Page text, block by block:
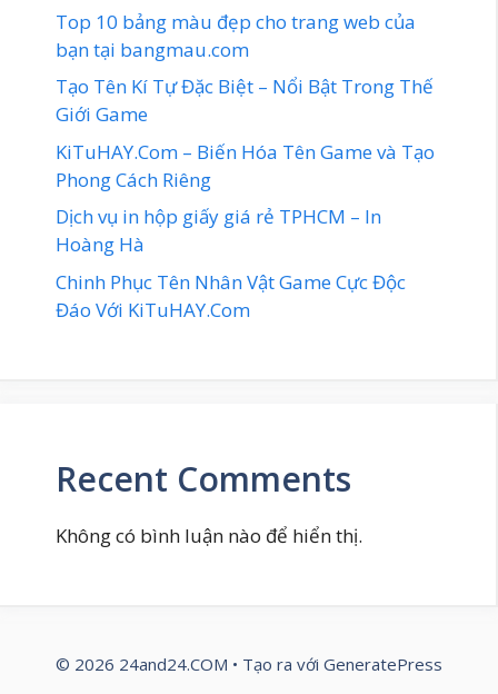
Top 10 bảng màu đẹp cho trang web của
bạn tại bangmau.com
Tạo Tên Kí Tự Đặc Biệt – Nổi Bật Trong Thế
Giới Game
KiTuHAY.Com – Biến Hóa Tên Game và Tạo
Phong Cách Riêng
Dịch vụ in hộp giấy giá rẻ TPHCM – In
Hoàng Hà
Chinh Phục Tên Nhân Vật Game Cực Độc
Đáo Với KiTuHAY.Com
Recent Comments
Không có bình luận nào để hiển thị.
© 2026 24and24.COM • Tạo ra với GeneratePress